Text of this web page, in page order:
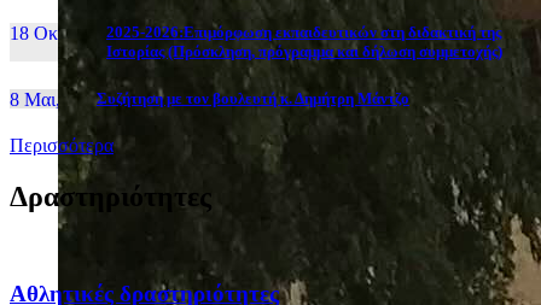
18 Οκτ, 25
2025-2026:Επιμόρφωση εκπαιδευτικών στη διδακτική της
Ιστορίας (Πρόσκληση, πρόγραμμα και δήλωση συμμετοχής)
8 Μαι, 26 Συζήτηση με τον βουλευτή κ. Δημήτρη Μάντζο
Περισσότερα
Δραστηριότητες
Αθλητικές δραστηριότητες